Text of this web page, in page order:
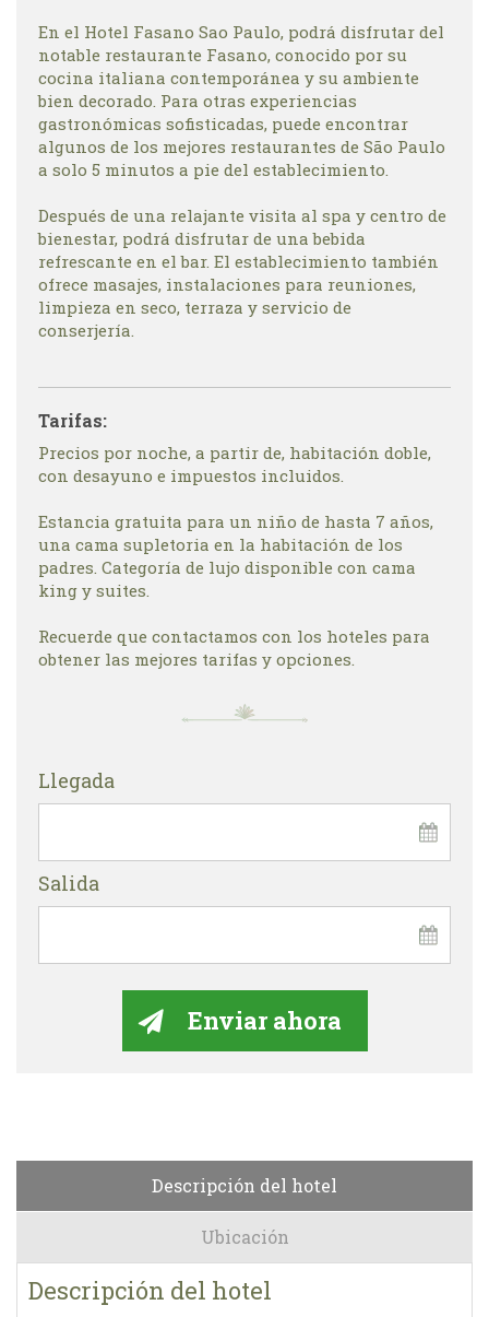
En el Hotel Fasano Sao Paulo, podrá disfrutar del
notable restaurante Fasano, conocido por su
cocina italiana contemporánea y su ambiente
bien decorado. Para otras experiencias
gastronómicas sofisticadas, puede encontrar
algunos de los mejores restaurantes de São Paulo
a solo 5 minutos a pie del establecimiento.
Después de una relajante visita al spa y centro de
bienestar, podrá disfrutar de una bebida
refrescante en el bar. El establecimiento también
ofrece masajes, instalaciones para reuniones,
limpieza en seco, terraza y servicio de
conserjería.
Tarifas:
Precios por noche, a partir de, habitación doble,
con desayuno e impuestos incluidos.
Estancia gratuita para un niño de hasta 7 años,
una cama supletoria en la habitación de los
padres. Categoría de lujo disponible con cama
king y suites.
Recuerde que contactamos con los hoteles para
obtener las mejores tarifas y opciones.
Llegada
Salida
Descripción del hotel
Ubicación
Descripción del hotel